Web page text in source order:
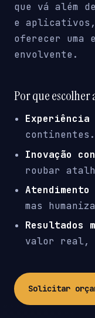
que vá além
e aplicativos,
oferecer uma
envolvente.
Por que escolher
continentes.
Inovação
roubar
mas
Resultados
valor real,
Solicitar